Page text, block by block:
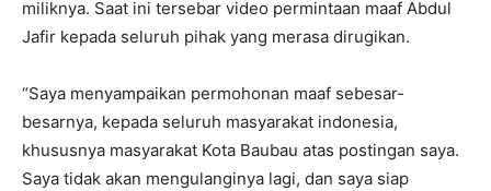
miliknya. Saat ini tersebar video permintaan maaf Abdul
Jafir kepada seluruh pihak yang merasa dirugikan.
“Saya menyampaikan permohonan maaf sebesar-
besarnya, kepada seluruh masyarakat indonesia,
khususnya masyarakat Kota Baubau atas postingan saya.
Saya tidak akan mengulanginya lagi, dan saya siap